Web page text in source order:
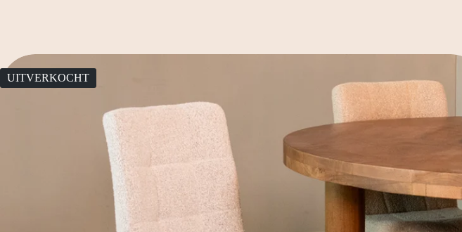
UITVERKOCHT